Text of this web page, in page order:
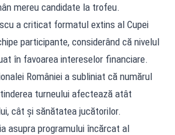
mereu candidate la trofeu.
a criticat formatul extins al Cupei
participante, considerând că nivelul
în favoarea intereselor financiare.
României a subliniat că numărul
turneului afectează atât
cât și sănătatea jucătorilor.
asupra programului încărcat al